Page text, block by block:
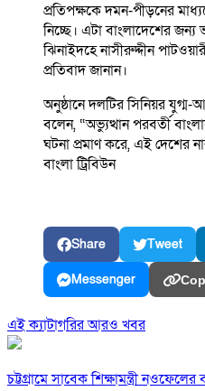
প্রতিপক্ষকে দমন-পীড়নের
নিচ্ছে। এটা বাংলাদেশের
ঝিনাইদহে নাসীরুদ্দীন
প্রতিবাদ জানান।
অনুষ্ঠানে দলটির সিনিয়র
বলেন, “অভ্যুত্থান পরবর্তী
ঘটনা প্রমাণ করে, এই দেশের
বাংলা ট্রিবিউন
Share Tweet
Messenger
এই ক্যাটাগরির আরও খবর
চট্টগ্রামে সাবেক শিক্ষামন্ত্রী